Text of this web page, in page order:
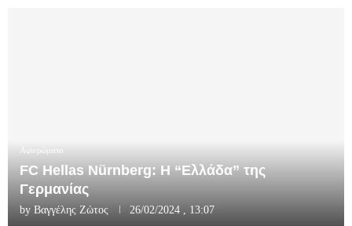
Αφιερώματα
FC Hellas Nürnberg: Η “Ελλάδα” της
Γερμανίας
by Βαγγέλης Ζώτος 26/02/2024 , 13:07